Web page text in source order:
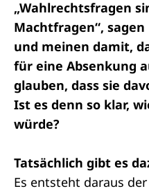
„Wahlrechtsfragen
Machtfragen“,
und meinen damit,
für eine Absenkung
glauben, dass sie
Ist es denn so klar,
würde?
Tatsächlich gibt es
Es entsteht daraus